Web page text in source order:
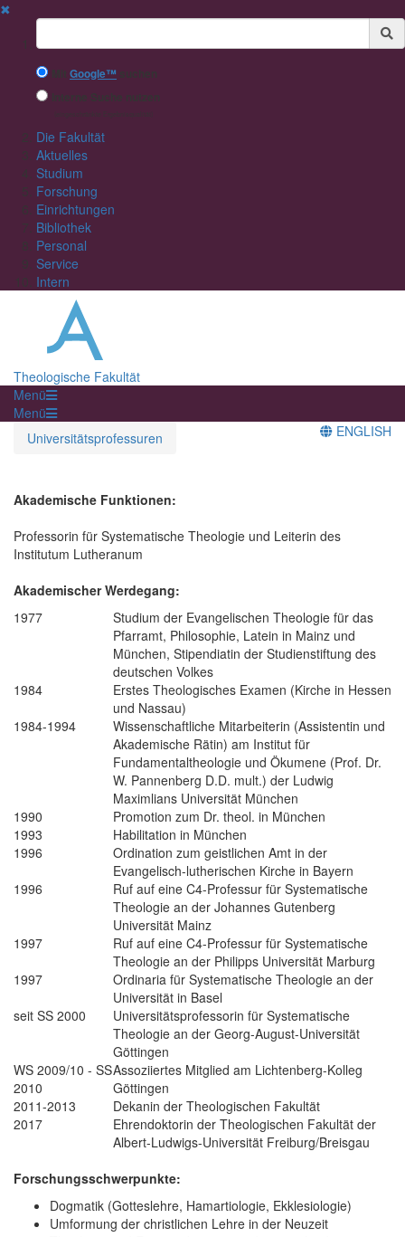
✖
Suchbegriff
Mit Google™ suchen
Interne Suche nutzen
Die Fakultät
Aktuelles
Studium
Forschung
Einrichtungen
Bibliothek
Personal
Service
Intern
Theologische Fakultät
Menü
Menü
Universitätsprofessuren
ENGLISH
Akademische Funktionen:
Professorin für Systematische Theologie und Leiterin des
Institutum Lutheranum
Akademischer Werdegang:
1977
Studium der Evangelischen Theologie für das
Pfarramt, Philosophie, Latein in Mainz und
München, Stipendiatin der Studienstiftung des
deutschen Volkes
1984
Erstes Theologisches Examen (Kirche in Hessen
und Nassau)
1984-1994
Wissenschaftliche Mitarbeiterin (Assistentin und
Akademische Rätin) am Institut für
Fundamentaltheologie und Ökumene (Prof. Dr.
W. Pannenberg D.D. mult.) der Ludwig
Maximlians Universität München
1990
Promotion zum Dr. theol. in München
1993
Habilitation in München
1996
Ordination zum geistlichen Amt in der
Evangelisch-lutherischen Kirche in Bayern
1996
Ruf auf eine C4-Professur für Systematische
Theologie an der Johannes Gutenberg
Universität Mainz
1997
Ruf auf eine C4-Professur für Systematische
Theologie an der Philipps Universität Marburg
1997
Ordinaria für Systematische Theologie an der
Universität in Basel
seit SS 2000
Universitätsprofessorin für Systematische
Theologie an der Georg-August-Universität
Göttingen
WS 2009/10 - SS
2010
Assoziiertes Mitglied am Lichtenberg-Kolleg
Göttingen
2011-2013
Dekanin der Theologischen Fakultät
2017
Ehrendoktorin der Theologischen Fakultät der
Albert-Ludwigs-Universität Freiburg/Breisgau
Forschungsschwerpunkte:
Dogmatik (Gotteslehre, Hamartiologie, Ekklesiologie)
Umformung der christlichen Lehre in der Neuzeit